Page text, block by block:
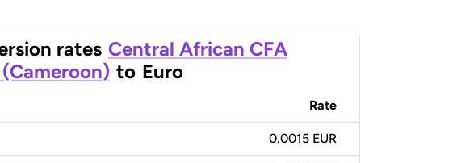
rates Central African CFA
to Euro
Rate
0.0015 EUR